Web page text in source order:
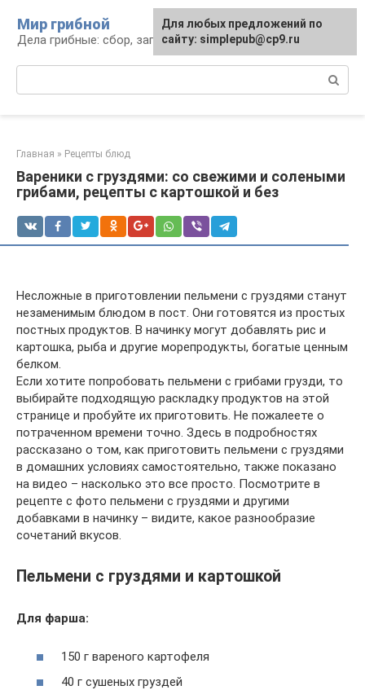
контенту
Мир грибной
Дела грибные: сбор, заготовка, рецепты
Главная » Рецепты блюд
Вареники с груздями: со свежими и солеными
грибами, рецепты с картошкой и без
Несложные в приготовлении пельмени с груздями станут
незаменимым блюдом в пост. Они готовятся из простых
постных продуктов. В начинку могут добавлять рис и
картошка, рыба и другие морепродукты, богатые ценным
белком.
Если хотите попробовать пельмени с грибами грузди, то
выбирайте подходящую раскладку продуктов на этой
странице и пробуйте их приготовить. Не пожалеете о
потраченном времени точно. Здесь в подробностях
рассказано о том, как приготовить пельмени с груздями
в домашних условиях самостоятельно, также показано
на видео – насколько это все просто. Посмотрите в
рецепте с фото пельмени с груздями и другими
добавками в начинку – видите, какое разнообразие
сочетаний вкусов.
Пельмени с груздями и картошкой
Для фарша:
150 г вареного картофеля
40 г сушеных груздей
Для любых предложений по
сайту: simplepub@cp9.ru